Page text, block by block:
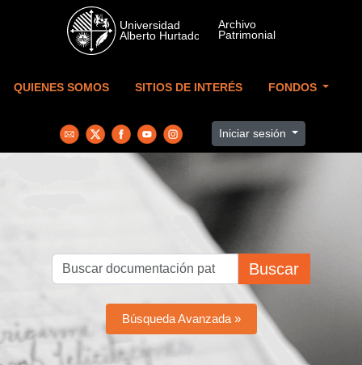
Skip to main content
QUIENES SOMOS SITIOS DE INTERÉS FONDOS
Iniciar sesión
Buscar
Búsqueda Avanzada »